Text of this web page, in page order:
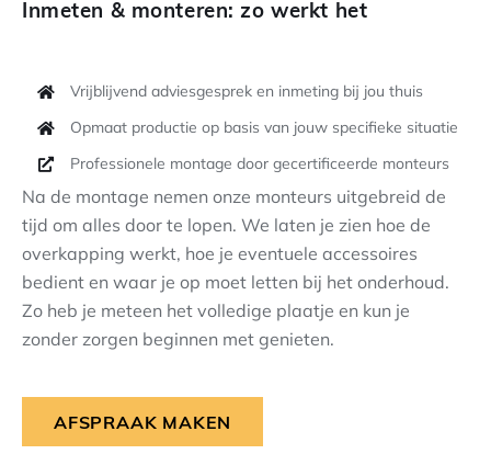
Inmeten & monteren: zo werkt het
Vrijblijvend adviesgesprek en inmeting bij jou thuis
Opmaat productie op basis van jouw specifieke situatie
Professionele montage door gecertificeerde monteurs
Na de montage nemen onze monteurs uitgebreid de
tijd om alles door te lopen. We laten je zien hoe de
overkapping werkt, hoe je eventuele accessoires
bedient en waar je op moet letten bij het onderhoud.
Zo heb je meteen het volledige plaatje en kun je
zonder zorgen beginnen met genieten.
AFSPRAAK MAKEN